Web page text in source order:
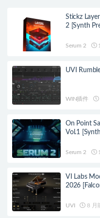
Stickz
2 [Synth
Serum 2
UVI
WIN插件
On Point
Vol.1
Serum 2
VI Labs
2026
UVI 8 月